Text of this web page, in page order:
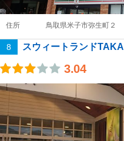
住所 鳥取県米子市弥生町２
8 スウィートランド
3.04